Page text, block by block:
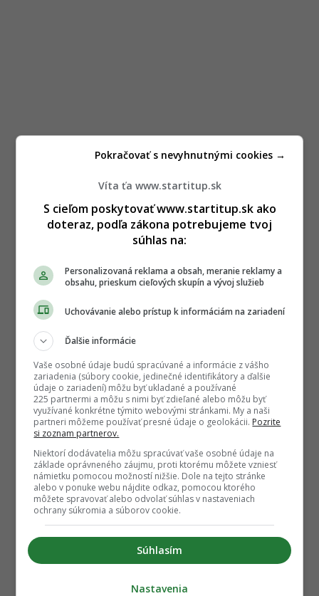
Víta ťa www.startitup.sk
S cieľom poskytovať www.startitup.sk ako
doteraz, podľa zákona potrebujeme tvoj
súhlas na:
Personalizovaná reklama a obsah, meranie reklamy a
obsahu, prieskum cieľových skupín a vývoj služieb
Uchovávanie alebo prístup k informáciám na zariadení
Ďalšie informácie
Vaše osobné údaje budú spracúvané a informácie z vášho
zariadenia (súbory cookie, jedinečné identifikátory a ďalšie
údaje o zariadení) môžu byť ukladané a používané
225 partnermi a môžu s nimi byť zdieľané alebo môžu byť
využívané konkrétne týmito webovými stránkami. My a naši
partneri môžeme používať presné údaje o geolokácii. Pozrite
si zoznam partnerov.
Niektorí dodávatelia môžu spracúvať vaše osobné údaje na
základe oprávneného záujmu, proti ktorému môžete vzniesť
námietku pomocou možností nižšie. Dole na tejto stránke
alebo v ponuke webu nájdite odkaz, pomocou ktorého
môžete spravovať alebo odvolať súhlas v nastaveniach
ochrany súkromia a súborov cookie.
Súhlasím
Pokračovať s nevyhnutnými cookies →
Nastavenia